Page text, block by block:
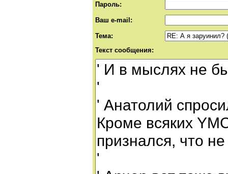
Пароль:
Ваш e-mail:
Тема:
Текст сообщения: